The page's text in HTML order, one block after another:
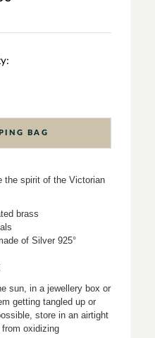
BAG
the spirit of the Victorian
brass
of Silver 925°
sun, in a jewellery box or
getting tangled up or
store in an airtight
oxidizing